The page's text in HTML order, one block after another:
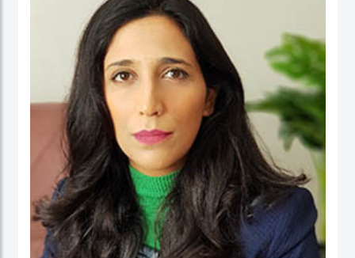
ووكيل ضرائب، وخبير قضائي، ومحكم.